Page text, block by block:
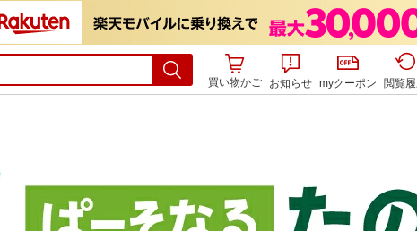
買い物かご
お知らせ myクーポン 閲覧